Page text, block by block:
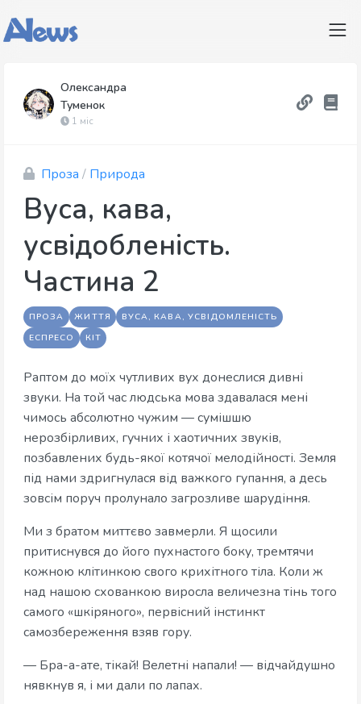
Олександра
Туменок
1 міс
Проза / Природа
Вуса, кава,
усвідобленість.
Частина 2
ПРОЗА ЖИТТЯ
ВУСА, КАВА, УСВІДОМЛЕНІСТЬ
ЕСПРЕСО
КІТ
Раптом до моїх чутливих вух донеслися дивні
звуки. На той час людська мова здавалася мені
чимось абсолютно чужим — сумішшю
нерозбірливих, гучних і хаотичних звуків,
позбавлених будь-якої котячої мелодійності. Земля
під нами здригнулася від важкого гупання, а десь
зовсім поруч пролунало загрозливе шарудіння.
Ми з братом миттєво завмерли. Я щосили
притиснувся до його пухнастого боку, тремтячи
кожною клітинкою свого крихітного тіла. Коли ж
над нашою схованкою виросла величезна тінь того
самого «шкіряного», первісний інстинкт
самозбереження взяв гору.
— Бра-а-ате, тікай! Велетні напали! — відчайдушно
нявкнув я, і ми дали по лапах.